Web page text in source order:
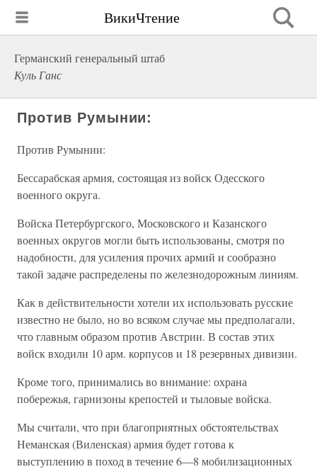
ВикиЧтение
Германский генеральный штаб
Куль Ганс
Против Румынии:
Против Румынии:
Бессарабская армия, состоящая из войск Одесского
военного округа.
Войска Петербургского, Московского и Казанского
военных округов могли быть использованы, смотря по
надобности, для усиления прочих армий и сообразно
такой задаче распределены по железнодорожным линиям.
Как в действительности хотели их использовать русские
известно не было, но во всяком случае мы предполагали,
что главным образом против Австрии. В состав этих
войск входили 10 арм. корпусов и 18 резервных дивизии.
Кроме того, принимались во внимание: охрана
побережья, гарнизоны крепостей и тыловые войска.
Мы считали, что при благоприятных обстоятельствах
Неманская (Виленская) армия будет готова к
выступлению в поход в течение 6—8 мобилизационных